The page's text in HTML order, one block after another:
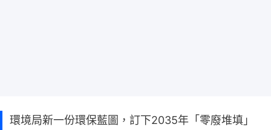
環境局新一份環保藍圖，訂下2035年「零廢堆填」